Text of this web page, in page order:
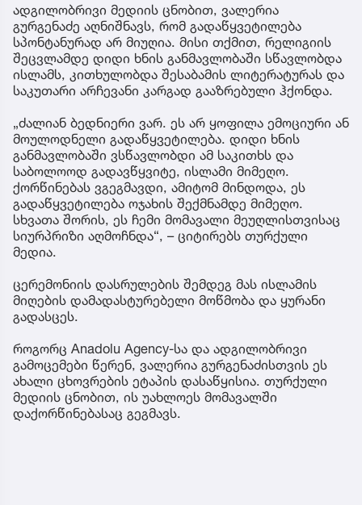
ადგილობრივი მედიის ცნობით, ვალერია
გურგენაძე აღნიშნავს, რომ გადაწყვეტილება
სპონტანურად არ მიუღია. მისი თქმით, რელიგიის
შეცვლამდე დიდი ხნის განმავლობაში სწავლობდა
ისლამს, კითხულობდა შესაბამის ლიტერატურას და
საკუთარი არჩევანი კარგად გააზრებული ჰქონდა.
„ძალიან ბედნიერი ვარ. ეს არ ყოფილა ემოციური ან
მოულოდნელი გადაწყვეტილება. დიდი ხნის
განმავლობაში ვსწავლობდი ამ საკითხს და
საბოლოოდ გადავწყვიტე, ისლამი მიმეღო.
ქორწინებას ვგეგმავდი, ამიტომ მინდოდა, ეს
გადაწყვეტილება ოჯახის შექმნამდე მიმეღო.
სხვათა შორის, ეს ჩემი მომავალი მეუღლისთვისაც
სიურპრიზი აღმოჩნდა“, – ციტირებს თურქული
მედია.
ცერემონიის დასრულების შემდეგ მას ისლამის
მიღების დამადასტურებელი მოწმობა და ყურანი
გადასცეს.
როგორც Anadolu Agency-სა და ადგილობრივი
გამოცემები წერენ, ვალერია გურგენაძისთვის ეს
ახალი ცხოვრების ეტაპის დასაწყისია. თურქული
მედიის ცნობით, ის უახლოეს მომავალში
დაქორწინებასაც გეგმავს.